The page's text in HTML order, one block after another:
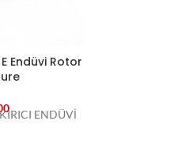
Endüvi Rotor
ENDÜVİ